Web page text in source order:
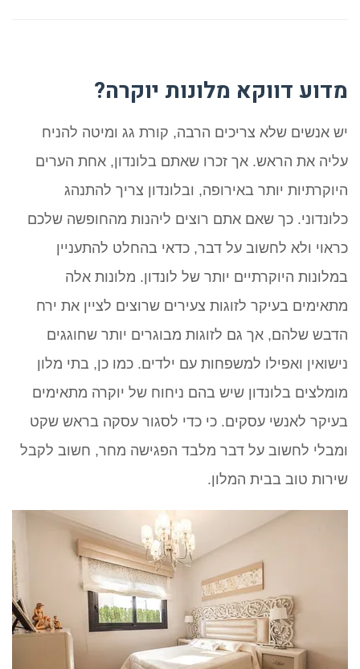
מדוע דווקא מלונות יוקרה?
יש אנשים שלא צריכים הרבה, קורת גג ומיטה להניח
עליה את הראש. אך זכרו שאתם בלונדון, אחת הערים
היוקרתיות יותר באירופה, ובלונדון צריך להתנהג
כלונדוני. כך שאם אתם רוצים ליהנות מהחופשה שלכם
כראוי ולא לחשוב על דבר, כדאי בהחלט להתעניין
במלונות היוקרתיים יותר של לונדון. מלונות אלה
מתאימים בעיקר לזוגות צעירים שרוצים לציין את ירח
הדבש שלהם, אך גם לזוגות מבוגרים יותר שחוגגים
נישואין ואפילו למשפחות עם ילדים. כמו כן, בתי מלון
מומלצים בלונדון שיש בהם ניחוח של יוקרה מתאימים
בעיקר לאנשי עסקים. כי כדי לסגור עסקה בראש שקט
ומבלי לחשוב על דבר מלבד הפגישה מחר, חשוב לקבל
שירות טוב בבית המלון.